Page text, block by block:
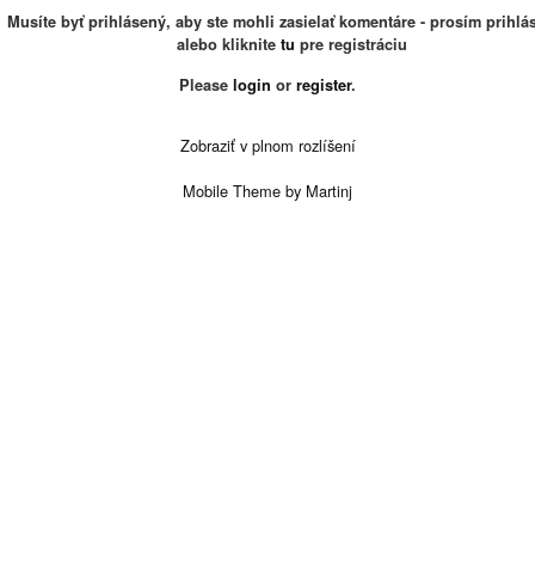
Musíte byť prihlásený, aby ste mohli zasielať komentáre - prosím
alebo kliknite tu pre registráciu
Please login or register.
Zobraziť v plnom rozlíšení
Mobile Theme by Martinj